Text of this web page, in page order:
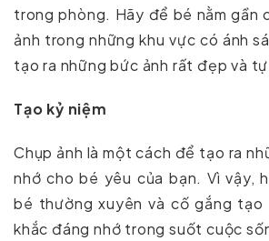
trong phòng. Hãy để bé nằm gần
ảnh trong những khu vực có ánh
tạo ra những bức ảnh rất đẹp và
Tạo kỷ niệm
Chụp ảnh là một cách để tạo ra
nhớ cho bé yêu của bạn. Vì vậy,
bé thường xuyên và cố gắng tạo
khắc đáng nhớ trong suốt cuộc